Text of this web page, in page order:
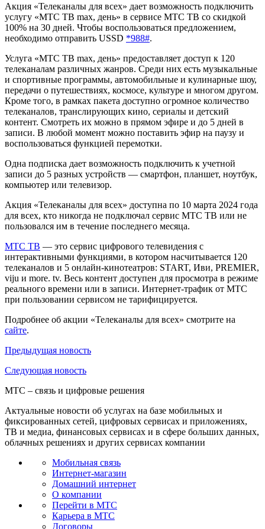
Акция «Телеканалы для всех» дает возможность подключить
услугу «МТС ТВ max, день» в сервисе МТС ТВ со скидкой
100% на 30 дней. Чтобы воспользоваться предложением,
необходимо отправить USSD *988#.
Услуга «МТС ТВ max, день» предоставляет доступ к 120
телеканалам различных жанров. Среди них есть музыкальные
и спортивные программы, автомобильные и кулинарные шоу,
передачи о путешествиях, космосе, культуре и многом другом.
Кроме того, в рамках пакета доступно огромное количество
телеканалов, транслирующих кино, сериалы и детский
контент. Смотреть их можно в прямом эфире и до 5 дней в
записи. В любой момент можно поставить эфир на паузу и
воспользоваться функцией перемотки.
Одна подписка дает возможность подключить к учетной
записи до 5 разных устройств — смартфон, планшет, ноутбук,
компьютер или телевизор.
Акция «Телеканалы для всех» доступна по 10 марта 2024 года
для всех, кто никогда не подключал сервис МТС ТВ или не
пользовался им в течение последнего месяца.
МТС ТВ — это сервис цифрового телевидения с
интерактивными функциями, в котором насчитывается 120
телеканалов и 5 онлайн-кинотеатров: START, Иви, PREMIER,
viju и more. tv. Весь контент доступен для просмотра в режиме
реального времени или в записи. Интернет-трафик от МТС
при пользовании сервисом не тарифицируется.
Подробнее об акции «Телеканалы для всех» смотрите на
сайте.
Предыдущая новость
Следующая новость
МТС – связь и цифровые решения
Актуальные новости об услугах на базе мобильных и
фиксированных сетей, цифровых сервисах и приложениях,
ТВ и медиа, финансовых сервисах и в сфере больших данных,
облачных решениях и других сервисах компании
Мобильная связь
Интернет-магазин
Домашний интернет
О компании
Перейти в МТС
Карьера в МТС
Договоры